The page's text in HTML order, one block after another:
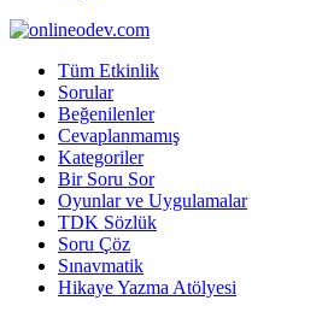
Tüm Etkinlik
Sorular
Beğenilenler
Cevaplanmamış
Kategoriler
Bir Soru Sor
Oyunlar ve Uygulamalar
TDK Sözlük
Soru Çöz
Sınavmatik
Hikaye Yazma Atölyesi